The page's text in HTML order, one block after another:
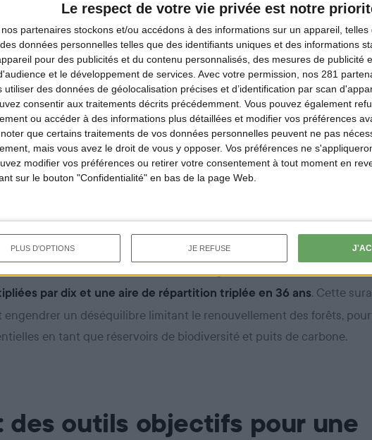
Le respect de votre vie privée est notre
partenaires stockons et/ou accédons à des informations sur un appareil, telles
données personnelles telles que des identifiants uniques et des informations
pour des publicités et du contenu personnalisés, des mesures de publicité
et le développement de services. Avec votre permission, nos 281
utiliser des données de géolocalisation précises et d’identification par scan
consentir aux traitements décrits précédemment. Vous pouvez également
ou accéder à des informations plus détaillées et modifier vos préférences
que certains traitements de vos données personnelles peuvent ne pas
mais vous avez le droit de vous y opposer. Vos préférences ne
modifier vos préférences ou retirer votre consentement à tout moment en
sur le bouton "Confidentialité" en bas de la page Web.
PLUS D'OPTIONS JE REFUSE
à l'urgence climatique et
en forêt
un tiers du territoire national avec 17,6 millions d’hectares, la
première ligne face au dérèglement climatique. Elle subit
qui affaiblit les peuplements forestiers, les exposant aux
et aux incendies, entraînant une hausse de la mortalité des arbres
la pression exercée par les grands ongulés sauvages s’est
avec des
par dix et une aire de répartition triplée en 36 ans. Cette
engendrer un déséquilibre limitant le renouvellement des forêts,
en tant que réservoirs de biodiversité et puits de carbone.
des outils objectifs pour une